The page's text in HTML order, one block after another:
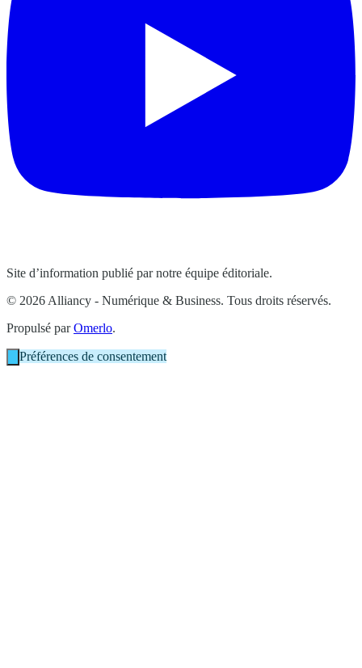
Site d’information publié par notre équipe éditoriale.
© 2026 Alliancy - Numérique & Business. Tous droits réservés.
Propulsé parOmerlo.
Préférences de consentement